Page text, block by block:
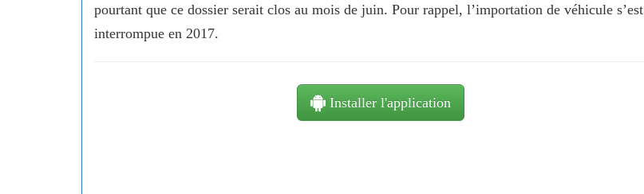
pourtant que ce dossier serait clos au mois de juin. Pour rappel, l’importation de véhicule s’est
interrompue en 2017.
Installer l'application